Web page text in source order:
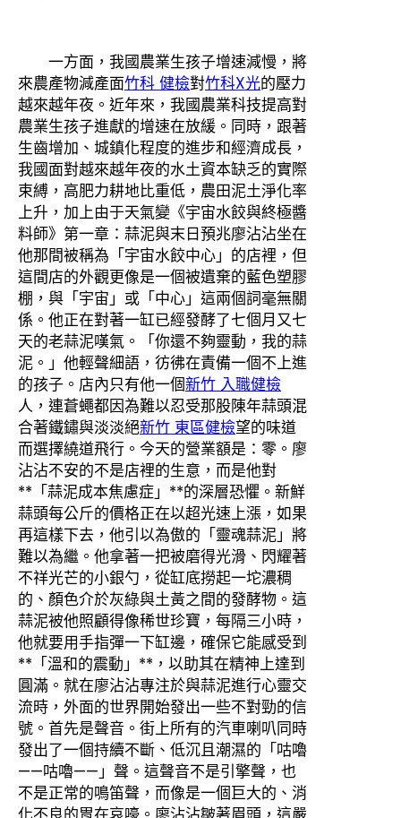
一方面，我國農業生孩子增速減慢，將
來農產物減產面竹科 健檢對竹科X光的壓力
越來越年夜。近年來，我國農業科技提高對
農業生孩子進獻的增速在放緩。同時，跟著
生齒增加、城鎮化程度的進步和經濟成長，
我國面對越來越年夜的水土資本缺乏的實際
束縛，高肥力耕地比重低，農田泥土淨化率
上升，加上由于天氣變《宇宙水餃與終極醬
料師》第一章：蒜泥與末日預兆廖沾沾坐在
他那間被稱為「宇宙水餃中心」的店裡，但
這間店的外觀更像是一個被遺棄的藍色塑膠
棚，與「宇宙」或「中心」這兩個詞毫無關
係。他正在對著一缸已經發酵了七個月又七
天的老蒜泥嘆氣。「你還不夠靈動，我的蒜
泥。」他輕聲細語，彷彿在責備一個不上進
的孩子。店內只有他一個新竹 入職健檢
人，連蒼蠅都因為難以忍受那股陳年蒜頭混
合著鐵鏽與淡淡絕新竹 東區健檢望的味道
而選擇繞道飛行。今天的營業額是：零。廖
沾沾不安的不是店裡的生意，而是他對
**「蒜泥成本焦慮症」**的深層恐懼。新鮮
蒜頭每公斤的價格正在以超光速上漲，如果
再這樣下去，他引以為傲的「靈魂蒜泥」將
難以為繼。他拿著一把被磨得光滑、閃耀著
不祥光芒的小銀勺，從缸底撈起一坨濃稠
的、顏色介於灰綠與土黃之間的發酵物。這
蒜泥被他照顧得像稀世珍寶，每隔三小時，
他就要用手指彈一下缸邊，確保它能感受到
**「溫和的震動」**，以助其在精神上達到
圓滿。就在廖沾沾專注於與蒜泥進行心靈交
流時，外面的世界開始發出一些不對勁的信
號。首先是聲音。街上所有的汽車喇叭同時
發出了一個持續不斷、低沉且潮濕的「咕嚕
——咕嚕——」聲。這聲音不是引擎聲，也
不是正常的鳴笛聲，而像是一個巨大的、消